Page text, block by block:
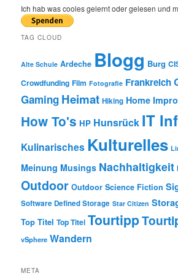
r
c
Ich hab was cooles gelernt oder gelesen und
TAG CLOUD
Alte Schule Ardeche Blogg Burg
Crowdfunding Film Fotografie Frankreich
Gaming Heimat Hiking Home
How To's HP Hunsrück IT
Kulinarisches Kulturelles
Meinung Musings Nachhaltigkeit
Outdoor Outdoor Science Fiction
Software Defined Storage Star Citizen
Top Titel Top Titel Tourtipp
vSphere Wandern
META